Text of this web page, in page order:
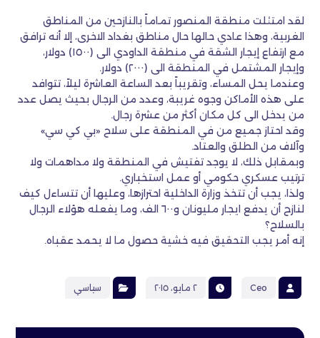
لقد امتئلت منطقة المنصور تماماً بالنازحين من المناطق
الغربية، وهذا عادي حالها حال مناطق بغداد الاخرى، إلا أنه ترافق
مع ارتفاع إيجار الشقة في منطقة الداودي الى (١٥٠٠) دولار،
وإيجار المشتمل في المنطقة الى (٢٠٠٠) دولار.
وعندما يحل المساء، وتقريباً بعد الساعة العاشرة ليلاً، تتوافد
على هذه الأماكن وجوه غريبة، وعدد من الرجال بحيث يصل عدد
من يدخل الى كل مكان أكثر من عشرة رجال.
وقد احتاز جميع من في المنطقة على سلاح «بي كي سي»
وآلاف من الطلق والعتاد.
وبمقابل ذلك، لا يوجد تفتيش في المنطقة ولا مداهمات ولا
ترتيب عسكري حكومي أو عمل استخباري.
ولذا، يجب أن تتخذ وزارة الداخلية احترازها، وعليها أن تتساءل كيف
لنازح أن يدفع ايجار مليونان و٦٠٠ الف، وما يفعله هؤلاء الرجال
بالسلاح؟
إنه أمر يجب التحقيق فيه خشية حصول ما لا يحمد عقباه.
Ceo ٢ مايو، ٢٠١٥ سياسي